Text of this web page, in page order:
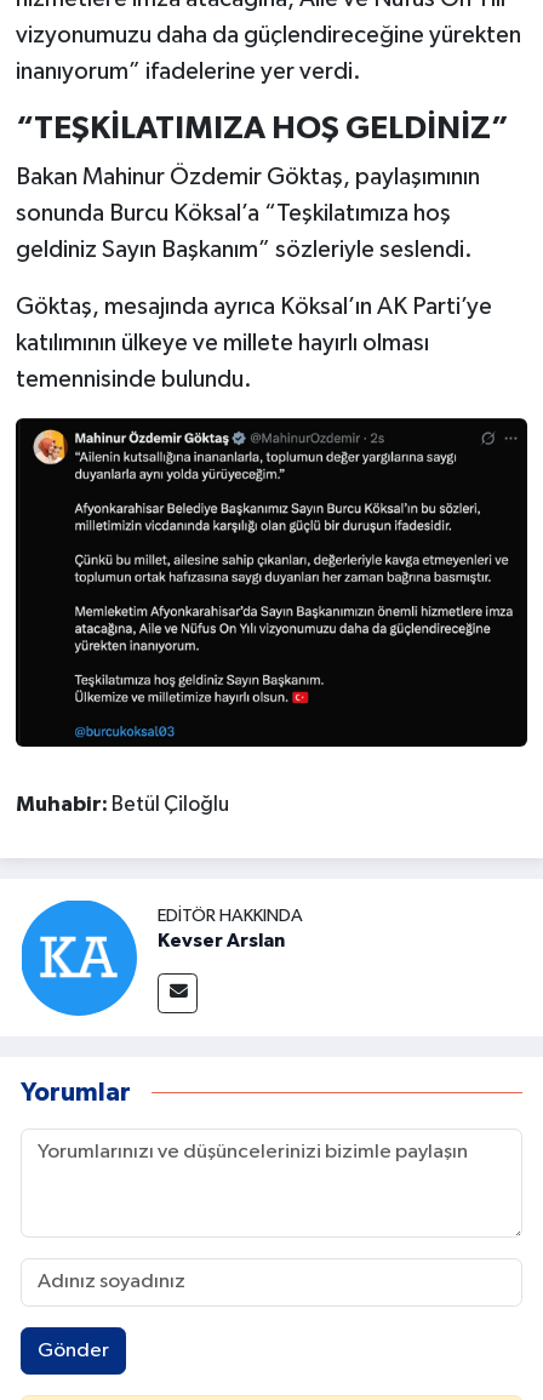
vizyonumuzu daha da güçlendireceğine yürekten
inanıyorum” ifadelerine yer verdi.
“TEŞKİLATIMIZA HOŞ GELDİNİZ”
Bakan Mahinur Özdemir Göktaş, paylaşımının
sonunda Burcu Köksal’a “Teşkilatımıza hoş
geldiniz Sayın Başkanım” sözleriyle seslendi.
Göktaş, mesajında ayrıca Köksal’ın AK Parti’ye
katılımının ülkeye ve millete hayırlı olması
temennisinde bulundu.
Muhabir: Betül Çiloğlu
EDITÖR HAKKINDA
Kevser Arslan
Yorumlar
Gönder